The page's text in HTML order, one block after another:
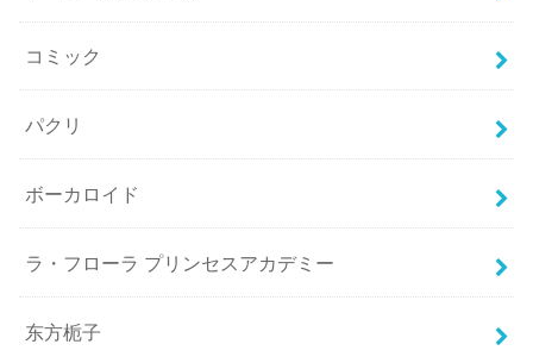
コミック
パクリ
ボーカロイド
ラ・フローラ プリンセスアカデミー
东方栀子